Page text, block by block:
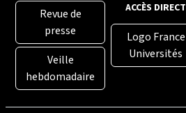
Revue de
presse
Veille
hebdomadaire
ACCÈS DIRECT
Logo France
Universités